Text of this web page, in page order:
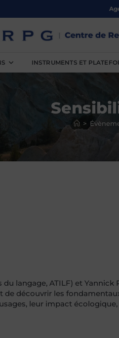
INSTRUMENTS ET
>
langage, ATILF) et
de découvrir les
leur impact